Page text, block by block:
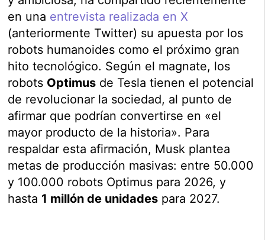
en una entrevista realizada en X
(anteriormente Twitter) su apuesta por los
robots humanoides como el próximo gran
hito tecnológico. Según el magnate, los
robots Optimus de Tesla tienen el potencial
de revolucionar la sociedad, al punto de
afirmar que podrían convertirse en «el
mayor producto de la historia». Para
respaldar esta afirmación, Musk plantea
metas de producción masivas: entre 50.000
y 100.000 robots Optimus para 2026, y
hasta 1 millón de unidades para 2027.